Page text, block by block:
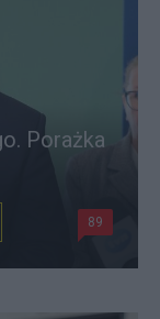
Porażka
89